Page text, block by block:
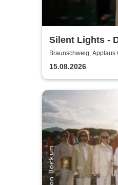
Silent Lights -
Braunschweig, Applaus
15.08.2026